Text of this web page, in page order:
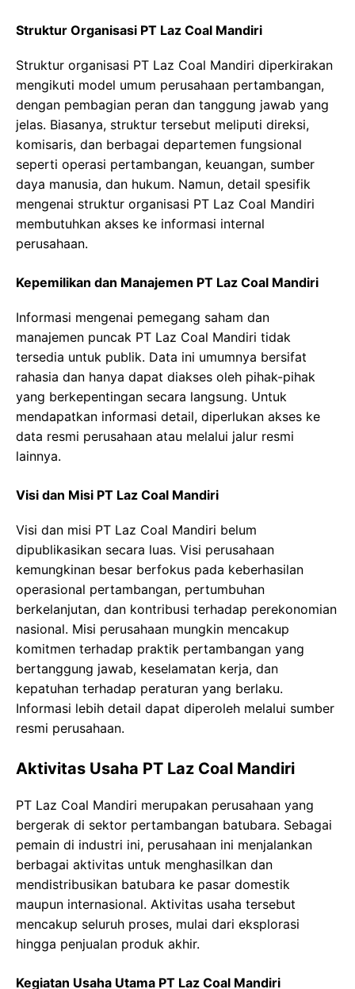
Struktur Organisasi PT Laz Coal Mandiri
Struktur organisasi PT Laz Coal Mandiri diperkirakan
mengikuti model umum perusahaan pertambangan,
dengan pembagian peran dan tanggung jawab yang
jelas. Biasanya, struktur tersebut meliputi direksi,
komisaris, dan berbagai departemen fungsional
seperti operasi pertambangan, keuangan, sumber
daya manusia, dan hukum. Namun, detail spesifik
mengenai struktur organisasi PT Laz Coal Mandiri
membutuhkan akses ke informasi internal
perusahaan.
Kepemilikan dan Manajemen PT Laz Coal Mandiri
Informasi mengenai pemegang saham dan
manajemen puncak PT Laz Coal Mandiri tidak
tersedia untuk publik. Data ini umumnya bersifat
rahasia dan hanya dapat diakses oleh pihak-pihak
yang berkepentingan secara langsung. Untuk
mendapatkan informasi detail, diperlukan akses ke
data resmi perusahaan atau melalui jalur resmi
lainnya.
Visi dan Misi PT Laz Coal Mandiri
Visi dan misi PT Laz Coal Mandiri belum
dipublikasikan secara luas. Visi perusahaan
kemungkinan besar berfokus pada keberhasilan
operasional pertambangan, pertumbuhan
berkelanjutan, dan kontribusi terhadap perekonomian
nasional. Misi perusahaan mungkin mencakup
komitmen terhadap praktik pertambangan yang
bertanggung jawab, keselamatan kerja, dan
kepatuhan terhadap peraturan yang berlaku.
Informasi lebih detail dapat diperoleh melalui sumber
resmi perusahaan.
Aktivitas Usaha PT Laz Coal Mandiri
PT Laz Coal Mandiri merupakan perusahaan yang
bergerak di sektor pertambangan batubara. Sebagai
pemain di industri ini, perusahaan ini menjalankan
berbagai aktivitas untuk menghasilkan dan
mendistribusikan batubara ke pasar domestik
maupun internasional. Aktivitas usaha tersebut
mencakup seluruh proses, mulai dari eksplorasi
hingga penjualan produk akhir.
Kegiatan Usaha Utama PT Laz Coal Mandiri